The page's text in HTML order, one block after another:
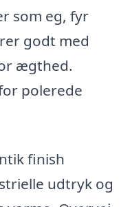
som eg, fyr
godt med
ægthed.
polerede
finish
udtryk og